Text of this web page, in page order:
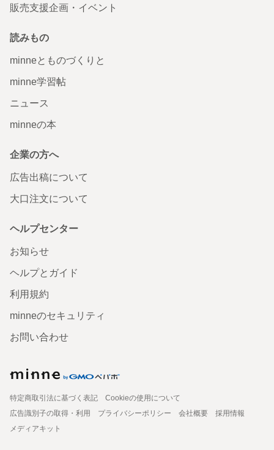
販売支援企画・イベント
読みもの
minneとものづくりと
minne学習帖
ニュース
minneの本
企業の方へ
広告出稿について
大口注文について
ヘルプセンター
お知らせ
ヘルプとガイド
利用規約
minneのセキュリティ
お問い合わせ
特定商取引法に基づく表記
Cookieの使用について
広告識別子の取得・利用
プライバシーポリシー 会社概要
採用情報
メディアキット